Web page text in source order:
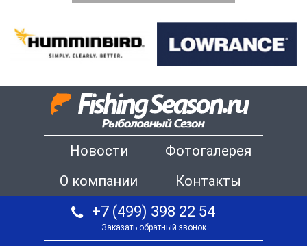
Новости
Фотогалерея
О компании
Контакты
+7 (499) 398 22 54
Заказать обратный звонок